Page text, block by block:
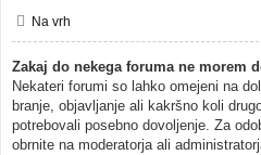
Na vrh
Zakaj do nekega foruma ne morem
Nekateri forumi so lahko omejeni na
branje, objavljanje ali kakršno koli
potrebovali posebno dovoljenje. Za
obrnite na moderatorja ali